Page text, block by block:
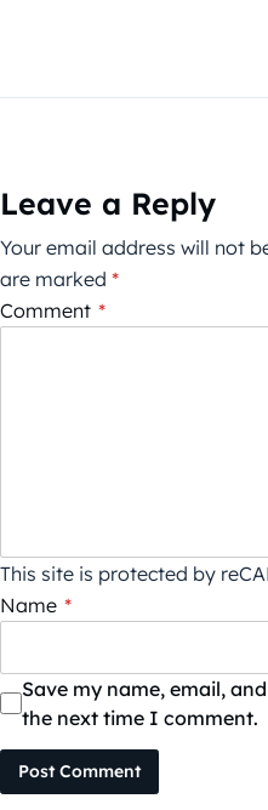
Leave a Reply
Your email address will not
are marked *
Comment *
This site is protected by
Name *
Save my name, email,
the next time I comment.
Post Comment